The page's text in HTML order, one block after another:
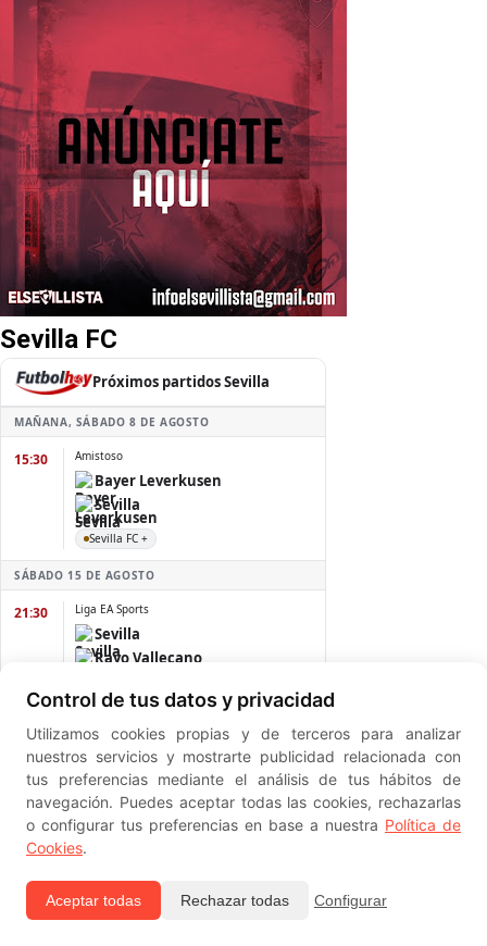
Sevilla FC
Clasificacion Nacional Primera División LaLiga EA Sports
Control de tus datos y privacidad
Utilizamos cookies propias y de terceros para analizar
nuestros servicios y mostrarte publicidad relacionada con
tus preferencias mediante el análisis de tus hábitos de
navegación. Puedes aceptar todas las cookies, rechazarlas
o configurar tus preferencias en base a nuestra Política de
Cookies.
Aceptar todas Rechazar todas Configurar